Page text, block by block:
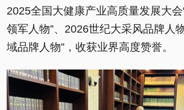
2025全国大健康产业高质量发展大
领军人物”、2026世纪大采风品牌人
域品牌人物”，收获业界高度赞誉。